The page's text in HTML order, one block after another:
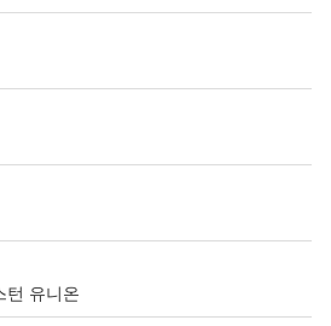
턴 유니온